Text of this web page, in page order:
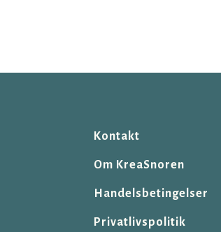
Kontakt
Om KreaSnoren
Handelsbetingelser
Privatlivspolitik